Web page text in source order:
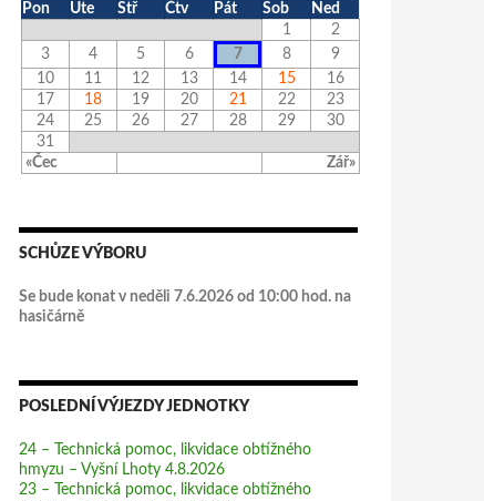
Pon
Úte Stř Čtv Pát Sob Ned
«Čec Zář»
1
2
3
4 5 6 7 8
9
10
11 12 13 14 15
16
17
18 19 20 21 22
23
24
25 26 27 28 29
30
31
SCHŮZE VÝBORU
Se bude konat v neděli 7.6.2026 od 10:00 hod. na
hasičárně
POSLEDNÍ VÝJEZDY JEDNOTKY
24 – Technická pomoc, likvidace obtížného
hmyzu – Vyšní Lhoty 4.8.2026
23 – Technická pomoc, likvidace obtížného